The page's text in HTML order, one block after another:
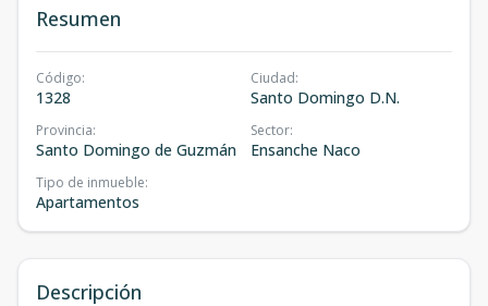
Resumen
Código:
1328
Ciudad:
Santo Domingo D.N.
Provincia:
Santo Domingo de Guzmán
Sector:
Ensanche Naco
Tipo de inmueble:
Apartamentos
Descripción